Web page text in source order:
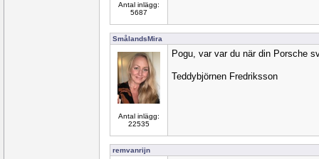
Antal inlägg:
5687
SmålandsMira
Antal inlägg:
22535
Pogu, var var du när din Porsche
Teddybjörnen Fredriksson
remvanrijn